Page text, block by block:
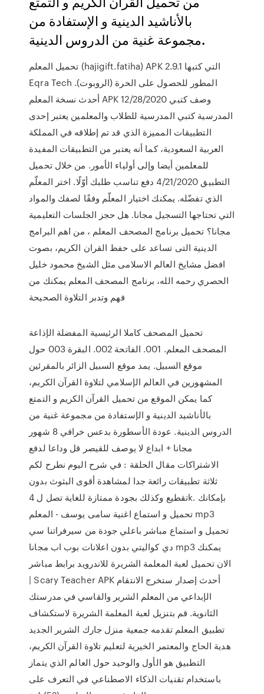
بالأناشيد الدينية و الإستفادة من
مجموعة غنية من الدروس الدينية.
تحميل المعلم (hajigift.fatiha) APK 2.9.1 التي كتبها
Eqra Tech المطور للحصول على الحرة (الروبوت).
أحدث نسخة المعلم APK 12/28/2020 وصف كتبي
المدرسية كتبي المدرسية للطلاب والمعلمين يعتبر إحدى
التطبيقات المميزة الذي قد تم إطلاقه في المملكة
العربية السعودية، كما أنه يعتبر من التطبيقات المفيدة
للمعلمين أيضا وإلى أولياء الأمور. من خلال تحميل
التطبيق 4/21/2020 دفع تناسب طلبك أوّلًا. اختر المعلّم
الذي تفضّله. يمكنك اختيار المعلّم وفقًا لصفك والمواد
التي تحتاجها التسجيل مجانا. هل حجز الجلسات التعليمية
مجانا؟ تحميل برنامج المصحف المعلم ، من اهم البرامج
الدينية التى تساعد على حفظ القران الكريم، بصوت
افضل مشايخ العالم الاسلامى مثل الشيخ محمود خليل
الحصري رحمه الله، برنامج المصحف المعلم يمكنك من
فهم وتدبر التلاوة الصحيحة
تحميل المصحف كاملا الرئيسية المفضلة الإذاعة
المصحف المعلم. 001. الفاتحة 002. البقرة 003 حول
موقع السبيل. يمد موقع السبيل الزائر بالمقرئين
المشهورين في العالم الإسلامي لتلاوة القرآن الكريم،
كما يمكن الموقع من تحميل القرآن الكريم و التمتع
بالأناشيد الدينية و الإستفادة من مجموعة غنية من
الدروس الدينية. عودة الأسطورة بدعس خرافي 8 شهور
مجانا + ابداع لا يوصف للقيصر قل وداعا لدفع
الاشتراكات مقال الحلقة : في شرح اليوم نطرح لكم
ثلاثة تطبيقات رائعة جدا لمشاهدة أقوى البثوث بدون
تقطيع وكذلك بجودة ممتازة للغاية تصل ل 4k. بإمكانك
تحميل و استماع اغنية سامى يوسف - المعلم mp3
تحميل و استماع مباشر باعلي جودة من سيرفراتنا سي
دي كواليتي بدون اعلانات بوب اب مجانا mp3 يمكنك
الان تحميل لعبة المعلمة الشريرة للاندرويد برابط مباشر
| Scary Teacher APK أحدث إصدار ستخرج الانتقام
الإبداعي من المعلم الشرير والقاسي في مدرستك
الثانوية. قم بتنزيل لعبة المعلمة الشريرة لاستكشاف
منزل جارك الشرير الجديد ‎تطبيق المعلم تقدمه جمعية
هدية الحاج والمعتمر الخيرية لتعليم تلاوة القرآن الكريم،
التطبيق هو الأول والوحيد حول العالم الذي يتماز
باستخدام تقنيات الذكاء الاصطناعي في التعرف على